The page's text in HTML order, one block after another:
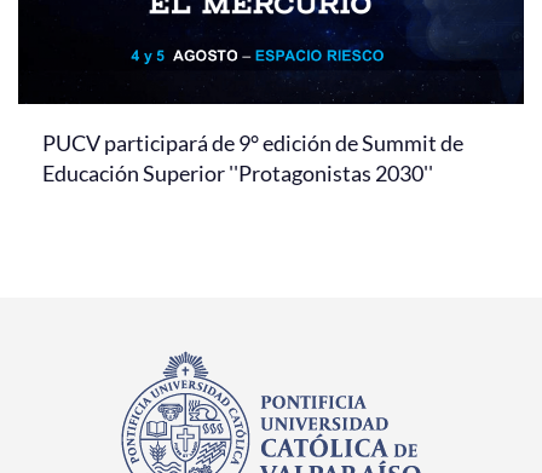
PUCV participará de 9° edición de Summit de
Educación Superior ''Protagonistas 2030''